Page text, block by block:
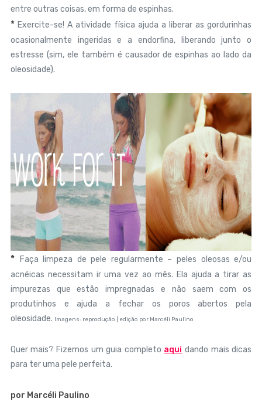
entre outras coisas, em forma de espinhas.
*Exercite-se! A atividade física ajuda a liberar as gordurinhas
ocasionalmente ingeridas e a endorfina, liberando junto o
estresse (sim, ele também é causador de espinhas ao lado da
oleosidade).
*
Faça limpeza de pele regularmente – peles oleosas e/ou
acnéicas necessitam ir uma vez ao mês. Ela ajuda a tirar as
impurezas que estão impregnadas e não saem com os
produtinhos e ajuda a fechar os poros abertos pela
oleosidade. Imagens: reprodução | edição por Marcéli Paulino
Quer mais? Fizemos um guia completo aqui dando mais dicas
para ter uma pele perfeita.
por Marcéli Paulino